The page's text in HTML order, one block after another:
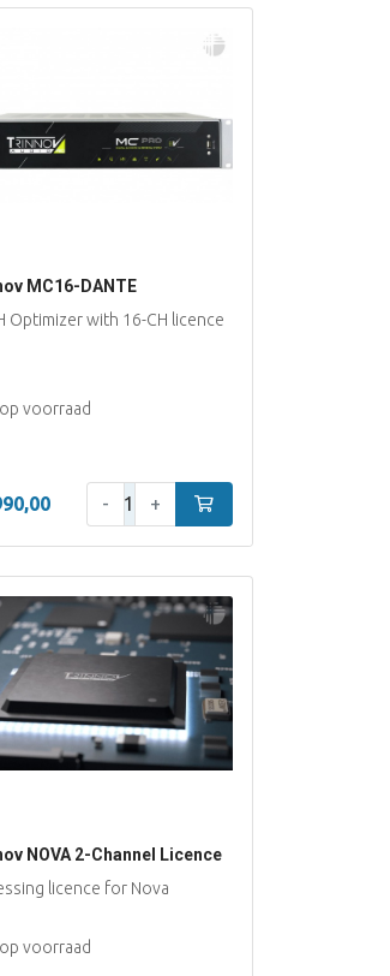
MC16-DANTE
Optimizer with 16-CH licence
voorraad
Aantal:
- + In winkelwagen
NOVA 2-Channel Licence
licence for Nova
voorraad